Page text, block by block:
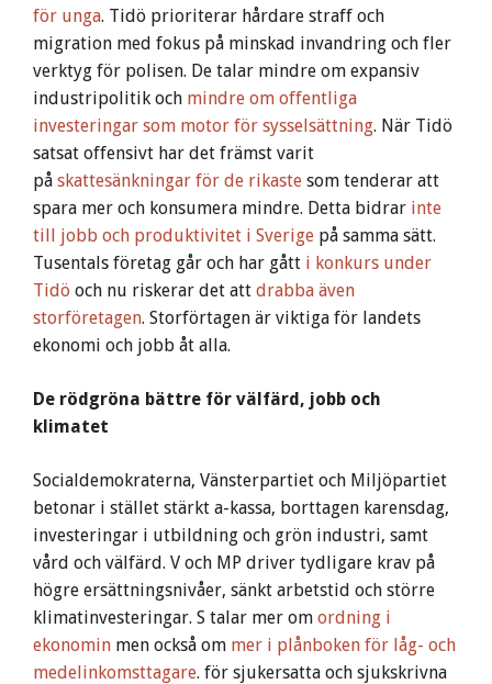
för unga. Tidö prioriterar hårdare straff och
migration med fokus på minskad invandring och fler
verktyg för polisen. De talar mindre om expansiv
industripolitik och mindre om offentliga
investeringar som motor för sysselsättning. När Tidö
satsat offensivt har det främst varit
på skattesänkningar för de rikaste som tenderar att
spara mer och konsumera mindre. Detta bidrar inte
till jobb och produktivitet i Sverige på samma sätt.
Tusentals företag går och har gått i konkurs under
Tidö och nu riskerar det att drabba även
storföretagen. Storförtagen är viktiga för landets
ekonomi och jobb åt alla.
De rödgröna bättre för välfärd, jobb och
klimatet
Socialdemokraterna, Vänsterpartiet och Miljöpartiet
betonar i stället stärkt a-kassa, borttagen karensdag,
investeringar i utbildning och grön industri, samt
vård och välfärd. V och MP driver tydligare krav på
högre ersättningsnivåer, sänkt arbetstid och större
klimat­investeringar. S talar mer om ordning i
ekonomin men också om mer i plånboken för låg- och
medelinkomsttagare. för sjukersatta och sjukskrivna